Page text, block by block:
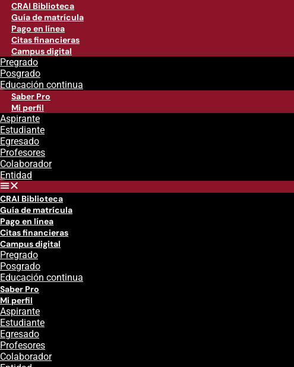
CRAI Biblioteca
Guía de matrícula
Pago en línea
Citas financieras
Campus digital
Pregrado
Posgrado
Educación continua
Saber Pro
Mi perfil
Aspirante
Estudiante
Egresado
Profesores
Colaborador
Entidad
CRAI Biblioteca
Guía de matrícula
Pago en línea
Citas financieras
Campus digital
Pregrado
Posgrado
Educación continua
Saber Pro
Mi perfil
Aspirante
Estudiante
Egresado
Profesores
Colaborador